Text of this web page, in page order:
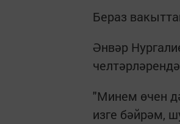
Бераз
Әнвәр
"Минем өчен
изге бәйрәм,